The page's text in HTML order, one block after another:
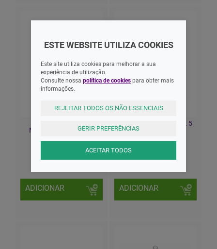
NaturalFelling PP 330
13,20 EUR
ADICIONAR
Chicco Biberão Perfect 5
150ml Azul
16,45 EUR
ADICIONAR
ESTE WEBSITE UTILIZA COOKIES
Este site utiliza cookies para melhorar a sua
experiência de utilização.
Consulte nossa política de cookies para obter mais
informações.
REJEITAR TODOS OS NÃO ESSENCIAIS
GERIR PREFERÊNCIAS
ACEITAR TODOS